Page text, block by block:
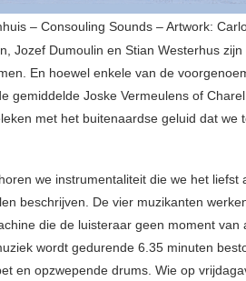
– Consouling Sounds – Artwork:
Jozef Dumoulin en Stian Westerhus
En hoewel enkele van de
gemiddelde Joske Vermeulens of
met het buitenaardse geluid dat we
we instrumentaliteit die we het liefst
beschrijven. De vier muzikanten
die de luisteraar geen moment van
wordt gedurende 6.35 minuten
en opzwepende drums. Wie op